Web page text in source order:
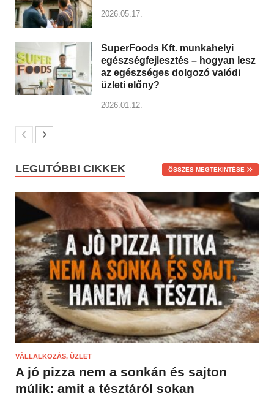
2026.05.17.
SuperFoods Kft. munkahelyi
egészségfejlesztés – hogyan lesz
az egészséges dolgozó valódi
üzleti előny?
2026.01.12.
LEGUTÓBBI CIKKEK ÖSSZES MEGTEKINTÉSE
VÁLLALKOZÁS, ÜZLET
A jó pizza nem a sonkán és sajton
múlik: amit a tésztáról sokan